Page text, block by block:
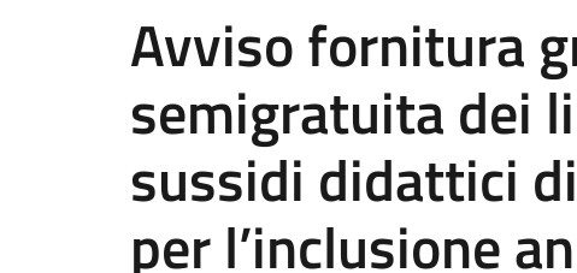
Avviso fornitura
semigratuita dei
sussidi didattici
per l’inclusione